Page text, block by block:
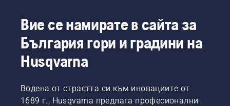
Вие се намирате в сайта за
България гори и градини на
Husqvarna
Водена от страстта си към иновациите от
1689 г., Husqvarna предлага професионални